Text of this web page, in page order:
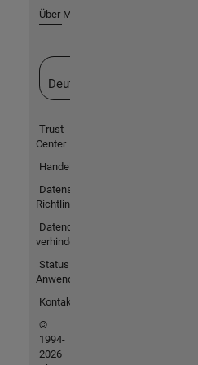
Über MathWorks
Deutschland
Trust
Center
Handelsmarken
Datenschutz-
Richtlinien
Datendiebstahl
verhindern
Status von
Anwendungen
Kontakt
©
1994-
2026